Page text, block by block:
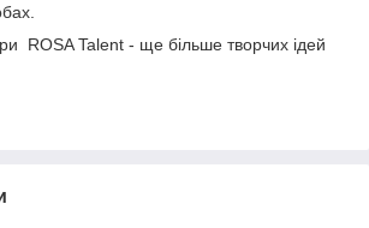
ROSA Talent - ще більше творчих ідей